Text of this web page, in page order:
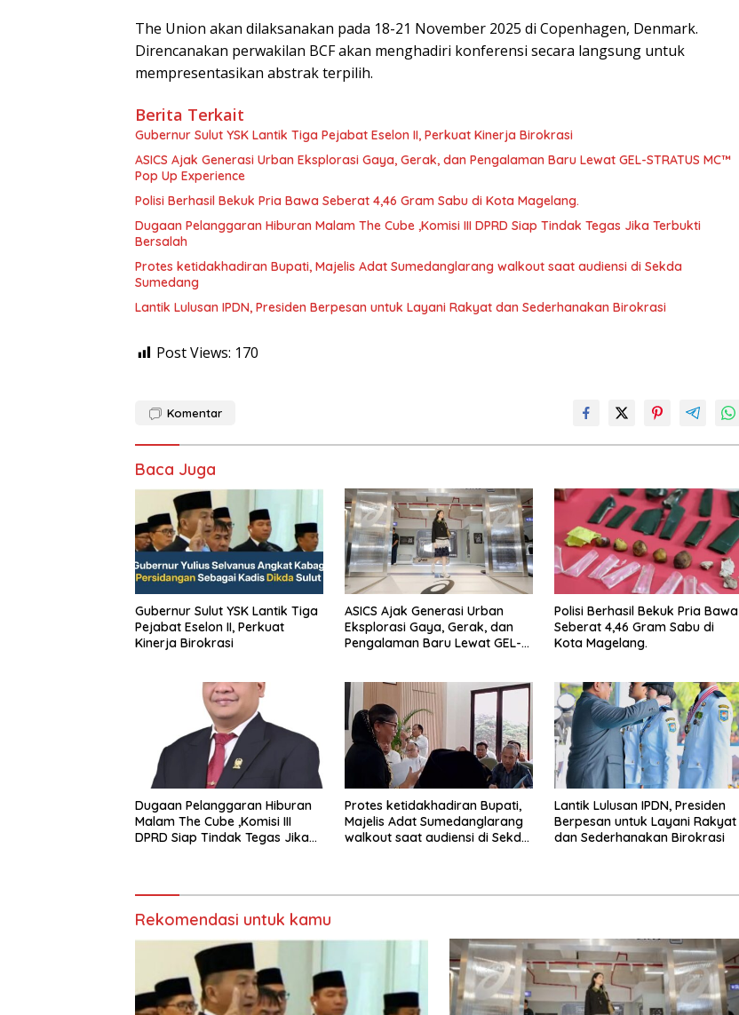
The Union akan dilaksanakan pada 18-21 November 2025 di Copenhagen, Denmark.
Direncanakan perwakilan BCF akan menghadiri konferensi secara langsung untuk
mempresentasikan abstrak terpilih.
Berita Terkait
Gubernur Sulut YSK Lantik Tiga Pejabat Eselon II, Perkuat Kinerja Birokrasi
ASICS Ajak Generasi Urban Eksplorasi Gaya, Gerak, dan Pengalaman Baru Lewat GEL-STRATUS MC™
Pop Up Experience
Polisi Berhasil Bekuk Pria Bawa Seberat 4,46 Gram Sabu di Kota Magelang.
Dugaan Pelanggaran Hiburan Malam The Cube ,Komisi III DPRD Siap Tindak Tegas Jika Terbukti
Bersalah
Protes ketidakhadiran Bupati, Majelis Adat Sumedanglarang walkout saat audiensi di Sekda
Sumedang
Lantik Lulusan IPDN, Presiden Berpesan untuk Layani Rakyat dan Sederhanakan Birokrasi
Post Views: 170
Komentar
Baca Juga
Gubernur Sulut YSK Lantik Tiga
Pejabat Eselon II, Perkuat
Kinerja Birokrasi
ASICS Ajak Generasi Urban
Eksplorasi Gaya, Gerak, dan
Pengalaman Baru Lewat GEL-
Polisi Berhasil Bekuk Pria Bawa
Seberat 4,46 Gram Sabu di
Kota Magelang.
Dugaan Pelanggaran Hiburan
Malam The Cube ,Komisi III
DPRD Siap Tindak Tegas Jika
Protes ketidakhadiran Bupati,
Majelis Adat Sumedanglarang
walkout saat audiensi di Sekda
Lantik Lulusan IPDN, Presiden
Berpesan untuk Layani Rakyat
dan Sederhanakan Birokrasi
Rekomendasi untuk kamu